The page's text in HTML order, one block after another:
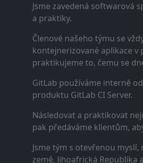
Jsme zavedená softwarová
a praktiky.
Členové našeho týmu se
kontejnerizované aplikace
praktikujeme to, čemu se
GitLab používáme interně
produktu GitLab CI Server.
Následovat a praktikovat
pak předáváme klientům,
Jsme tým s otevřenou
země, Jihoafrická